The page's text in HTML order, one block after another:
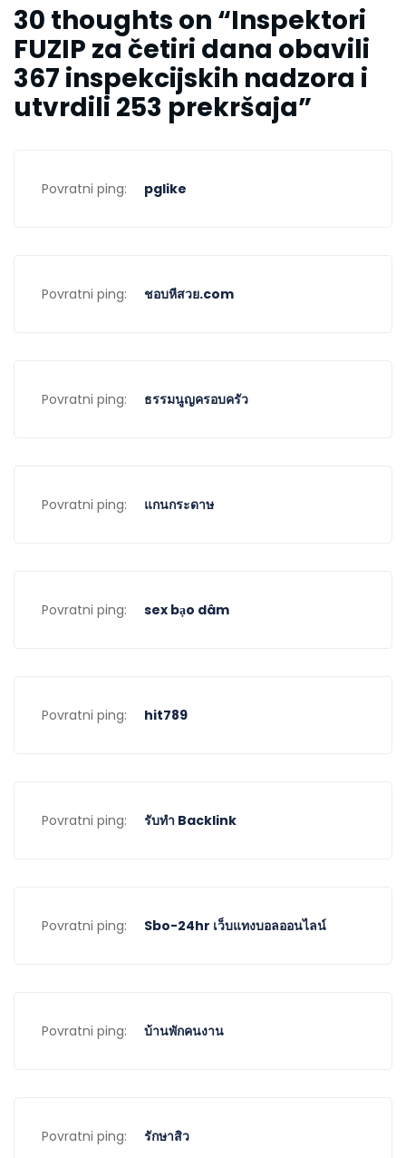
30 thoughts on “Inspektori
FUZIP za četiri dana obavili
367 inspekcijskih nadzora i
utvrdili 253 prekršaja”
Povratni ping: pglike
Povratni ping: ชอบหีสวย.com
Povratni ping: ธรรมนูญครอบครัว
Povratni ping: แกนกระดาษ
Povratni ping: sex bạo dâm
Povratni ping: hit789
Povratni ping: รับทำ Backlink
Povratni ping: Sbo-24hr เว็บแทงบอลออนไลน์
Povratni ping: บ้านพักคนงาน
Povratni ping: รักษาสิว